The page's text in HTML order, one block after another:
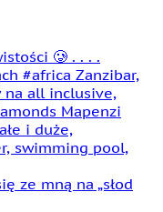
ze mną na „słod